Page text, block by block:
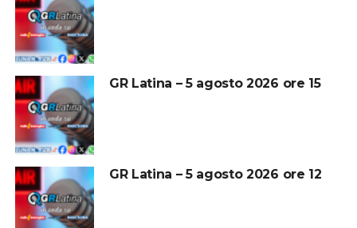
GR Latina – 5 agosto 2026 ore 15
GR Latina – 5 agosto 2026 ore 12